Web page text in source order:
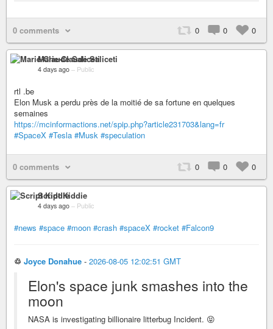
0 comments 0 0 0
Marie-Claude Saliceti
4 days ago – Public
rtl .be
Elon Musk a perdu près de la moitié de sa fortune en quelques
semaines
https://mcinformactions.net/spip.php?article231703&lang=fr
#SpaceX #Tesla #Musk #speculation
0 comments 0 0 0
Script Kiddie
4 days ago – Public
#news #space #moon #crash #spaceX #rocket #Falcon9
♲ Joyce Donahue - 2026-08-05 12:02:51 GMT
Elon's space junk smashes into the
moon
NASA is investigating billionaire litterbug Incident. 😝